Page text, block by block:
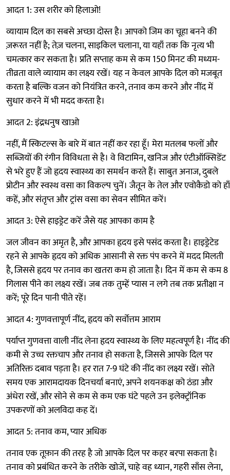
आदत 1: उस शरीर को हिलाओ!
व्यायाम दिल का सबसे अच्छा दोस्त है। आपको जिम का चूहा बनने की
ज़रूरत नहीं है; तेज़ चलना, साइकिल चलाना, या यहाँ तक कि नृत्य भी
चमत्कार कर सकता है। प्रति सप्ताह कम से कम 150 मिनट की मध्यम-
तीव्रता वाले व्यायाम का लक्ष्य रखें। यह न केवल आपके दिल को मजबूत
करता है बल्कि वजन को नियंत्रित करने, तनाव कम करने और नींद में
सुधार करने में भी मदद करता है।
आदत 2: इंद्रधनुष खाओ
नहीं, मैं स्किटल्स के बारे में बात नहीं कर रहा हूँ। मेरा मतलब फलों और
सब्जियों की रंगीन विविधता से है। वे विटामिन, खनिज और एंटीऑक्सिडेंट
से भरे हुए हैं जो हृदय स्वास्थ्य का समर्थन करते हैं। साबुत अनाज, दुबले
प्रोटीन और स्वस्थ वसा का विकल्प चुनें। जैतून के तेल और एवोकैडो को हाँ
कहें, और संतृप्त और ट्रांस वसा का सेवन सीमित करें।
आदत 3: ऐसे हाइड्रेट करें जैसे यह आपका काम है
जल जीवन का अमृत है, और आपका हृदय इसे पसंद करता है। हाइड्रेटेड
रहने से आपके हृदय को अधिक आसानी से रक्त पंप करने में मदद मिलती
है, जिससे हृदय पर तनाव का खतरा कम हो जाता है। दिन में कम से कम 8
गिलास पीने का लक्ष्य रखें। जब तक तुम्हें प्यास न लगे तब तक प्रतीक्षा न
करें; पूरे दिन पानी पीते रहें।
आदत 4: गुणवत्तापूर्ण नींद, हृदय को सर्वोत्तम आराम
पर्याप्त गुणवत्ता वाली नींद लेना हृदय स्वास्थ्य के लिए महत्वपूर्ण है। नींद की
कमी से उच्च रक्तचाप और तनाव हो सकता है, जिससे आपके दिल पर
अतिरिक्त दबाव पड़ता है। हर रात 7-9 घंटे की नींद का लक्ष्य रखें। सोते
समय एक आरामदायक दिनचर्या बनाएं, अपने शयनकक्ष को ठंडा और
अंधेरा रखें, और सोने से कम से कम एक घंटे पहले उन इलेक्ट्रॉनिक
उपकरणों को अलविदा कह दें।
आदत 5: तनाव कम, प्यार अधिक
तनाव एक तूफ़ान की तरह है जो आपके दिल पर कहर बरपा सकता है।
तनाव को प्रबंधित करने के तरीके खोजें, चाहे वह ध्यान, गहरी साँस लेना,